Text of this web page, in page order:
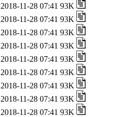
2018-11-28 07:41 93K
2018-11-28 07:41 93K
2018-11-28 07:41 93K
2018-11-28 07:41 93K
2018-11-28 07:41 93K
2018-11-28 07:41 93K
2018-11-28 07:41 93K
2018-11-28 07:41 93K
2018-11-28 07:41 93K